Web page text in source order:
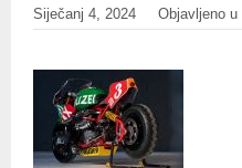
Siječanj 4, 2024 Objavljeno u